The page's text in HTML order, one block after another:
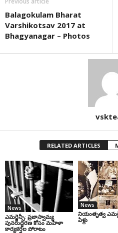
Balagokulam Bharat
Varshikotsav 2017 at
Bhagyanagar – Photos
RELATED ARTICLES
News
ఎమర్జెన్సీ: ప్రజాస్వామ్య
పునరుద్ధరణ కోసం మహిళా
కార్యకర్తల పోరాటం
News
నియంతృత్వ
ఏళ్లు